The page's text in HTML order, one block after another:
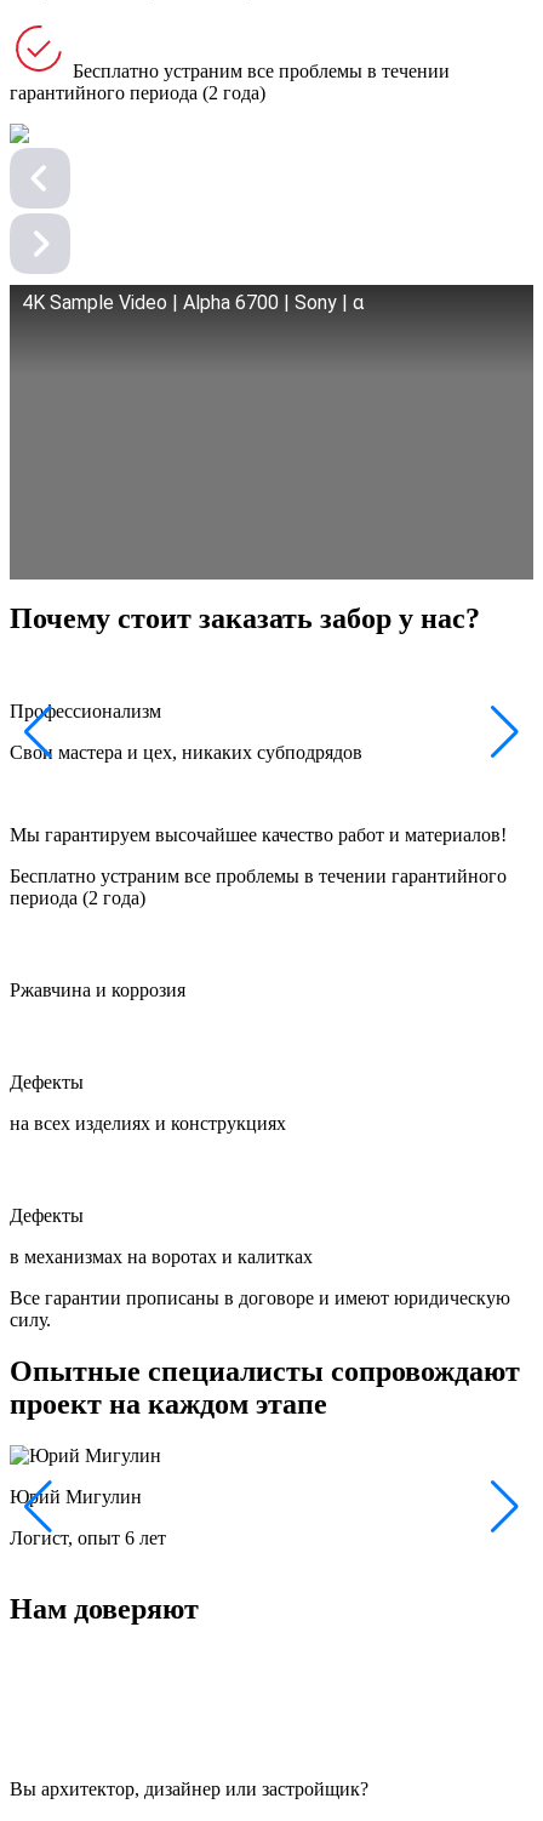
Бесплатно устраним все проблемы в течении
гарантийного периода (2 года)
4K Sample Video | Alpha 6700 | Sony | α
Почему стоит заказать забор у нас?
Профессионализм
Свои мастера и цех, никаких субподрядов
Мы гарантируем высочайшее качество работ и материалов!
Бесплатно устраним все проблемы в течении гарантийного
периода (2 года)
Ржавчина и коррозия
Дефекты
на всех изделиях и конструкциях
Дефекты
в механизмах на воротах и калитках
Все гарантии прописаны в договоре и имеют юридическую
силу.
Опытные специалисты сопровождают
проект на каждом этапе
Юрий Мигулин
Логист, опыт 6 лет
Нам доверяют
Вы архитектор, дизайнер или застройщик?